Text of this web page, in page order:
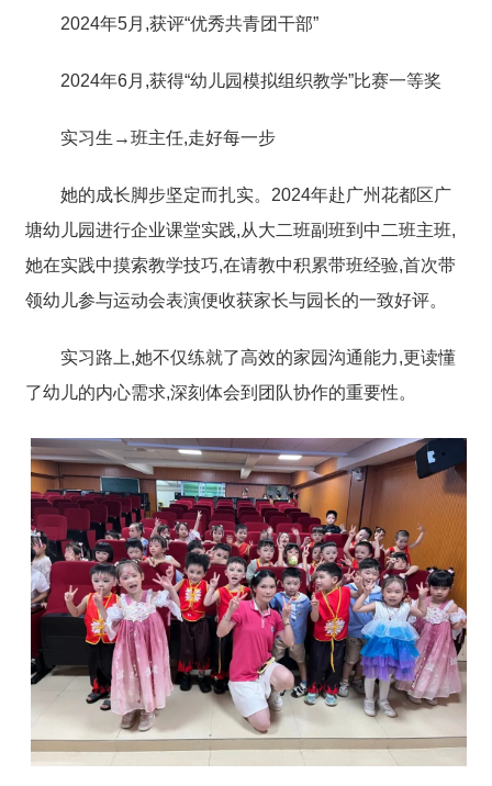
2024年5月,获评“优秀共青团干部”
2024年6月,获得“幼儿园模拟组织教学”比赛一等奖
实习生→班主任,走好每一步
她的成长脚步坚定而扎实。2024年赴广州花都区广
塘幼儿园进行企业课堂实践,从大二班副班到中二班主班,
她在实践中摸索教学技巧,在请教中积累带班经验,首次带
领幼儿参与运动会表演便收获家长与园长的一致好评。
实习路上,她不仅练就了高效的家园沟通能力,更读懂
了幼儿的内心需求,深刻体会到团队协作的重要性。